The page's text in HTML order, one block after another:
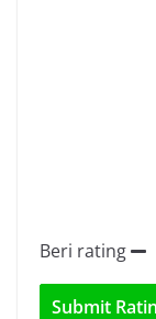
Beri rating